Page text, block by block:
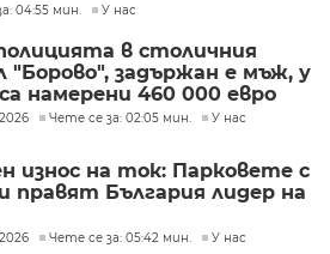
04:55 мин. У нас
в столичния
"Борово", задържан е мъж, у
намерени 460 000 евро
Чете се за: 02:05 мин. У нас
износ на ток: Парковете с
правят България лидер на
Чете се за: 05:42 мин. У нас